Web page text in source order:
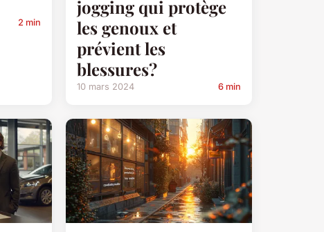
2 min
jogging qui protège
les genoux et
prévient les
blessures?
10 mars 2024 6 min